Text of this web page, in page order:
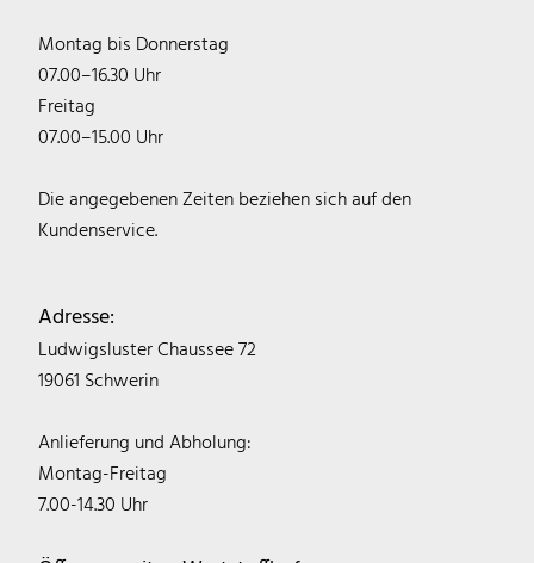
Montag bis Donnerstag
07.00–16.30 Uhr
Freitag
07.00–15.00 Uhr
Die angegebenen Zeiten beziehen sich auf den
Kundenservice.
Adresse:
Ludwigsluster Chaussee 72
19061 Schwerin
Anlieferung und Abholung:
Montag-Freitag
7.00-14.30 Uhr